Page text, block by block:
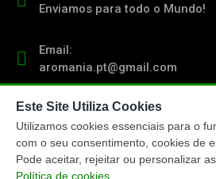
Enviamos para todo o Mundo!
Email:
aromania.pt@gmail.com
Contacto:
(+351) 919 103 011
chamada para rede móvel
Este Site Utiliza Cookies
Utilizamos cookies essenciais para o
com o seu consentimento, cookies de
Pode aceitar, rejeitar ou personalizar
Política de cookies